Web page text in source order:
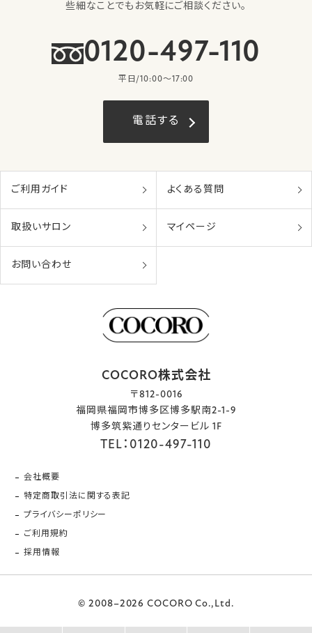
些細なことでもお気軽にご相談ください。
0120-497-110
平日/10:00〜17:00
電話する
ご利用ガイド よくある質問
取扱いサロン マイページ
お問い合わせ
COCORO株式会社
〒812-0016
福岡県福岡市博多区博多駅南2-1-9
博多筑紫通りセンタービル 1F
TEL：0120-497-110
会社概要
特定商取引法に関する表記
プライバシーポリシー
ご利用規約
採用情報
© 2008–2026 COCORO Co.,Ltd.